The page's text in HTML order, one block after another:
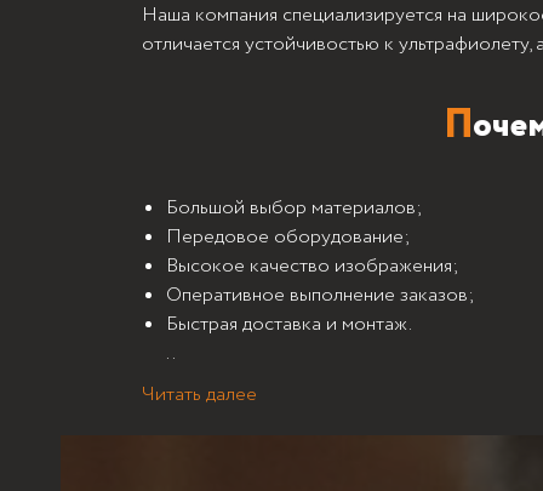
Наша компания специализируется на
отличается устойчивостью к
Большой выбор материалов;
Передовое оборудование;
Высокое качество изображения;
Оперативное выполнение заказов;
Быстрая доставка и монтаж.
..
Читать далее